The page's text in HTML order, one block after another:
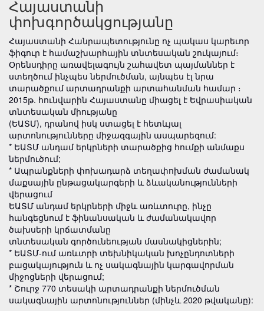
Հայաստանի
փոխգործակցությանը
Հայաստանի Հանրապետությունը ոչ պակաս կարեւոր
ֆիգուր է համաշխարհային տնտեսական շուկայում։
Օրենսդիրը առավելագույն շահավետ պայմաններ է
ստեղծում ինչպես ներմուծման, այնպես էլ նրա
տարածքում արտադրանքի արտահանման համար ։
2015թ. հունվարին Հայաստանը միացել է Եվրասիական
տնտեսական միությանը
(ԵԱՏՄ), դրանով իսկ ստացել է հետևյալ
արտոնությունները միջազգային ասպարեզում:
* ԵԱՏՄ անդամ երկրների տարածքից հումքի անմաքս
ներմուծում;
* Ապրանքների փոխադարձ տեղափոխման ժամանակ
մաքսային ընթացակարգերի և ձևականությունների
վերացում
ԵԱՏՄ անդամ երկրների միջև առևտուրը, ինչը
հանգեցնում է ֆինանսական և ժամանակավոր
ծախսերի կրճատմանը
տնտեսական գործունեության մասնակիցներին;
* ԵԱՏՄ-ում առևտրի տեխնիկական խոչընդոտների
բացակայություն և ոչ սակագնային կարգավորման
միջոցների վերացում;
* Շուրջ 770 տեսակի արտադրանքի ներմուծման
սակագնային արտոնություններ (մինչև 2020 թվականը):